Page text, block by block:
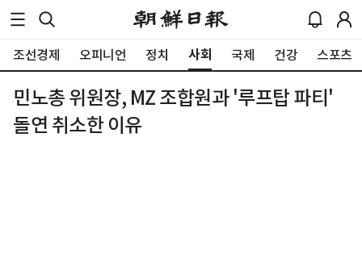
조선경제 오피니언 정치 사회 국제 건강 스포츠
민노총 위원장, MZ 조합원과 '루프탑 파티'
돌연 취소한 이유